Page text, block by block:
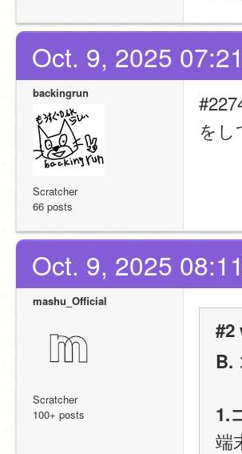
Oct. 9, 2025
backingrun
Scratcher
66 posts
をし
Oct. 9, 2025
mashu_Official
Scratcher
100+ posts
#2
B.
1.
端